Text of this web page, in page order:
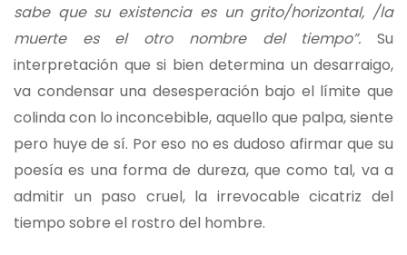
sabe que su existencia es un grito/horizontal, /la
muerte es el otro nombre del tiempo”. Su
interpretación que si bien determina un desarraigo,
va condensar una desesperación bajo el límite que
colinda con lo inconcebible, aquello que palpa, siente
pero huye de sí. Por eso no es dudoso afirmar que su
poesía es una forma de dureza, que como tal, va a
admitir un paso cruel, la irrevocable cicatriz del
tiempo sobre el rostro del hombre.